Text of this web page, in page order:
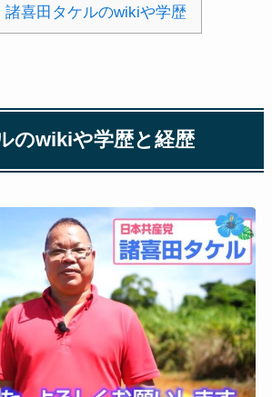
諸喜田タケルのwikiや学歴
のwikiや学歴と経歴